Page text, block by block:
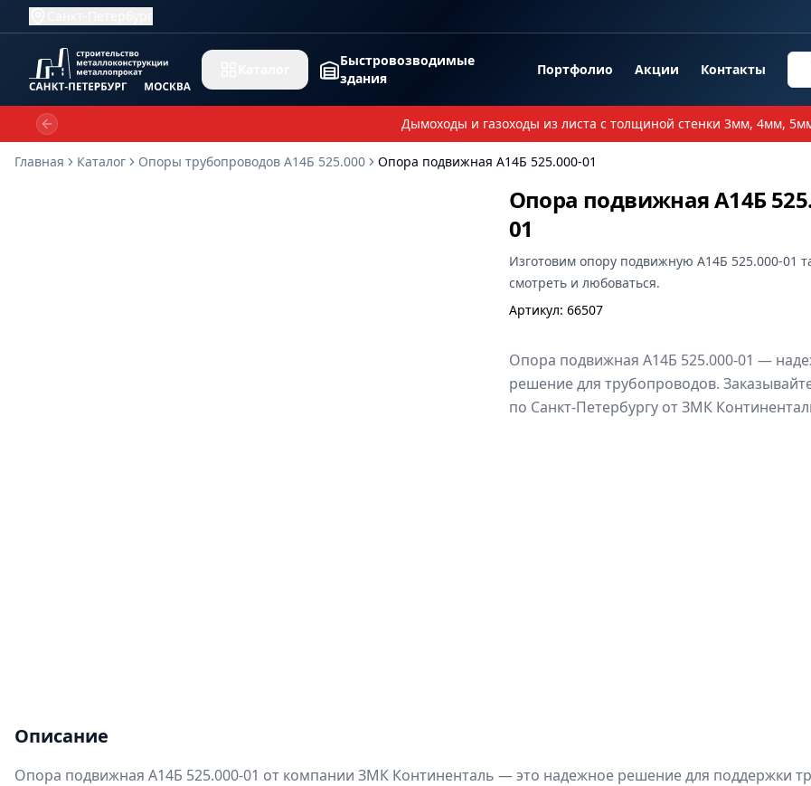
Быстровозводимые
здания
Портфолио Акции Контакты
Дымоходы и газоходы из листа с толщиной стенки 3мм, 4мм,
Previous slide
Главная
Каталог Опоры трубопроводов А14Б 525.000 Опора подвижная А14Б 525.000-01
Опора подвижная А14Б
01
Изготовим опору подвижную А14Б 525.000-01
смотреть и любоваться.
Артикул: 66507
Опора подвижная А14Б 525.000-01 —
решение для трубопроводов.
по Санкт-Петербургу от ЗМК
Описание
Опора подвижная А14Б 525.000-01 от компании ЗМК Континенталь — это надежное решение для поддержки